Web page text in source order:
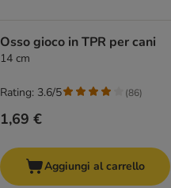
Osso gioco in TPR per cani
14 cm
1,69 €
Rating: 3.6/5 (86)
Aggiungi al carrello